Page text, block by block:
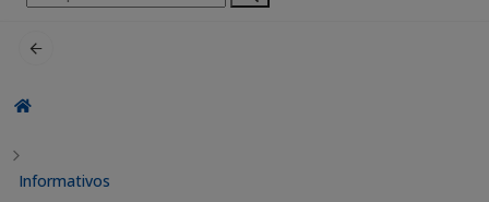
por:
Informativos